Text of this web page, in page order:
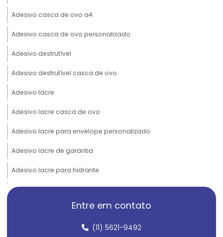
Adesivo casca de ovo a4
Adesivo casca de ovo personalizado
Adesivo destrutível
Adesivo destrutível casca de ovo
Adesivo lacre
Adesivo lacre casca de ovo
Adesivo lacre para envelope personalizado
Adesivo lacre de garantia
Adesivo lacre para hidrante
Adesivo lacre personalizado
Adesivo lacre para pote
Adesivo lacre de segurança
Entre em contato
(11) 5621-9492